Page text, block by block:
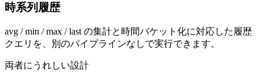
時系列履歴
avg / min / max / last の集計と時間バケット化に対応した履歴
クエリを、別のパイプラインなしで実行できます。
両者にうれしい設計